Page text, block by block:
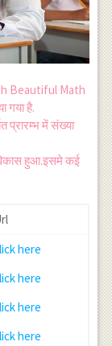
Beautiful Math
गया है.
प्रारम्भ में संख्या
हुआ.इसमे कई
here
here
here
here